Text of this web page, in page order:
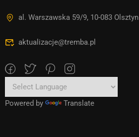
al. Warszawska 59/9, 10-083 Olsztyn
aktualizacje@tremba.pl
Powered by Translate